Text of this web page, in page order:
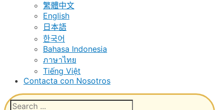
繁體中文
English
日本語
한국어
Bahasa Indonesia
ภาษาไทย
Tiếng Việt
Contacta con Nosotros